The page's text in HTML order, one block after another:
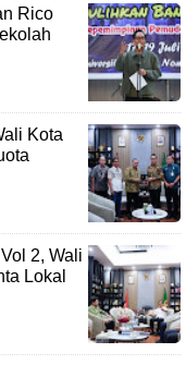
Rico
Kota
2, Wali
Lokal